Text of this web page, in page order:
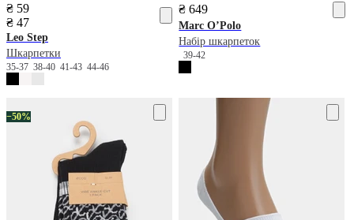
₴ 59
₴ 47
Leo Step
Шкарпетки
35-37 38-40 41-43 44-46
₴ 649
Marc O’Polo
Набір шкарпеток
39-42
−50%